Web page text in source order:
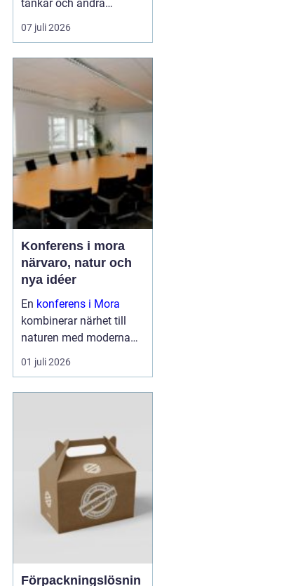
tankar och andra
installationer med
isolermaterial för att
människor och skapa
stabil drift. Med rätt
07 juli 2026
Konferens i mora
närvaro, natur och
nya idéer
En konferens i Mora
kombinerar närhet till
naturen med moderna
lokaler och personlig
service. För många
leder till verkliga resultat
eller...
01 juli 2026
Förpackningslösnin